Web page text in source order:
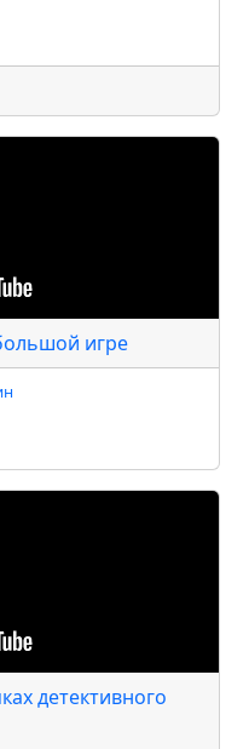
игре
детективного